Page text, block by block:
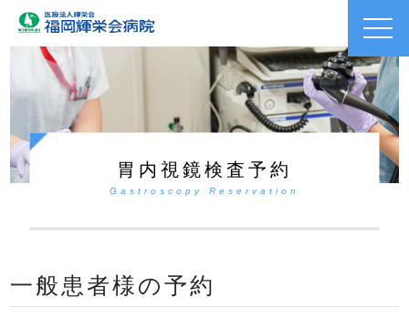
toggle
胃内視鏡検査予約
Gastroscopy Reservation
一般患者様の予約